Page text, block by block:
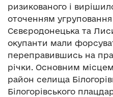
ризикованого і
оточенням
Сєвєродонецька та
окупанти мали
переправившись на
річки. Основним
район селища
Білогорівського